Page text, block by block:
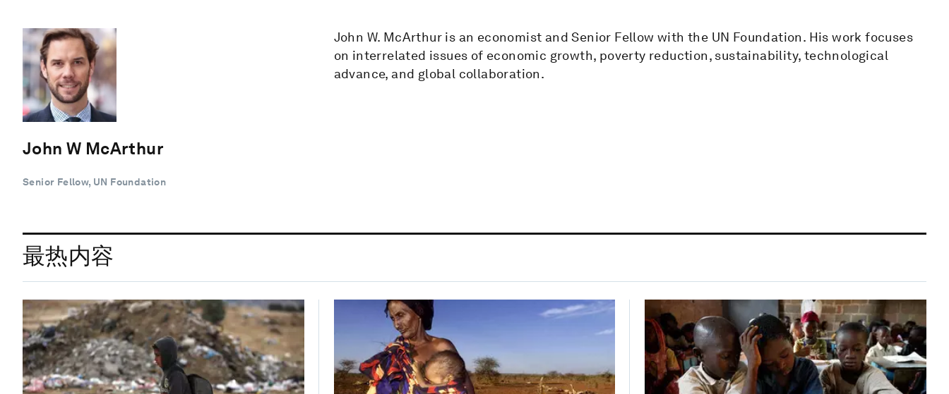
John W McArthur
Senior Fellow, UN Foundation
John W. McArthur is an economist and Senior Fellow with the UN Foundation. His work focuses
on interrelated issues of economic growth, poverty reduction, sustainability, technological
advance, and global collaboration.
最热内容